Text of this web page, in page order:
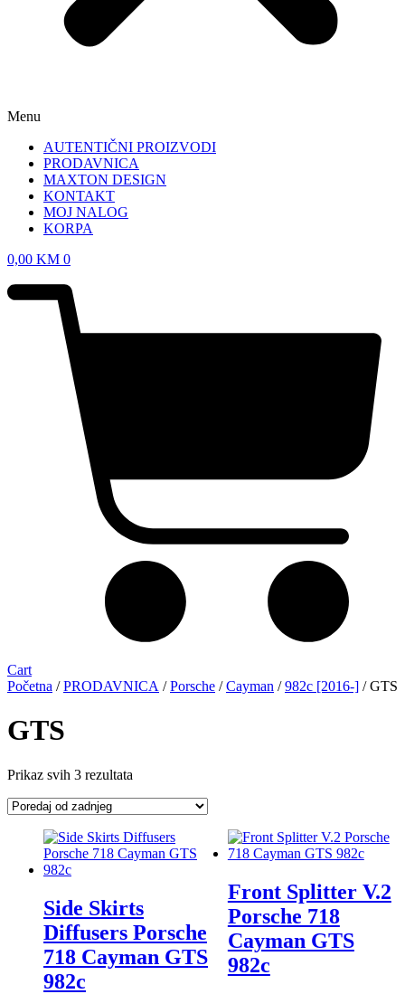
Menu
AUTENTIČNI PROIZVODI
PRODAVNICA
MAXTON DESIGN
KONTAKT
MOJ NALOG
KORPA
0,00 KM 0
Cart
Početna /PRODAVNICA /Porsche /Cayman /982c [2016-] / GTS
GTS
Prikaz svih 3 rezultata
Side Skirts
Diffusers Porsche
718 Cayman GTS
982c
Front Splitter V.2
Porsche 718
Cayman GTS
982c